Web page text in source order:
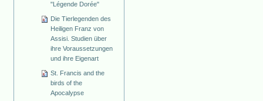
"Légende Dorée"
Die Tierlegenden des
Heiligen Franz von
Assisi. Studien über
ihre Voraussetzungen
und ihre Eigenart
St. Francis and the
birds of the
Apocalypse